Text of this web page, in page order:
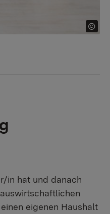
in hat und danach
eigenen Haushalt